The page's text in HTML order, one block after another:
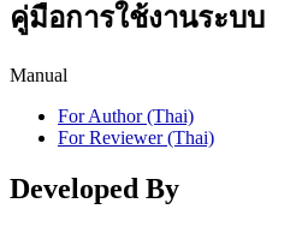
คู่มือการใช้งานระบบ
Manual
For Author (Thai)
For Reviewer (Thai)
Developed By